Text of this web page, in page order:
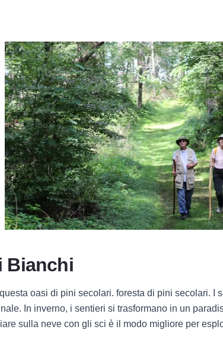
Bianchi
oasi di pini secolari. foresta di pini secolari. I
In inverno, i sentieri si trasformano in un
sulla neve con gli sci è il modo migliore per